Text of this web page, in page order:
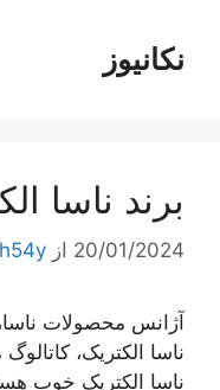
محتوانکانیوز
برند ناسا
20/01/2024 از
آژانس محصولات
ناسا الکتریک،
ناسا الکتریک خوب